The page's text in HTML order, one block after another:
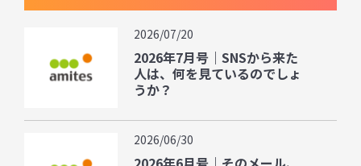
2026/07/20
2026年7月号｜SNSから来た
人は、何を見ているのでしょ
うか？
2026/06/30